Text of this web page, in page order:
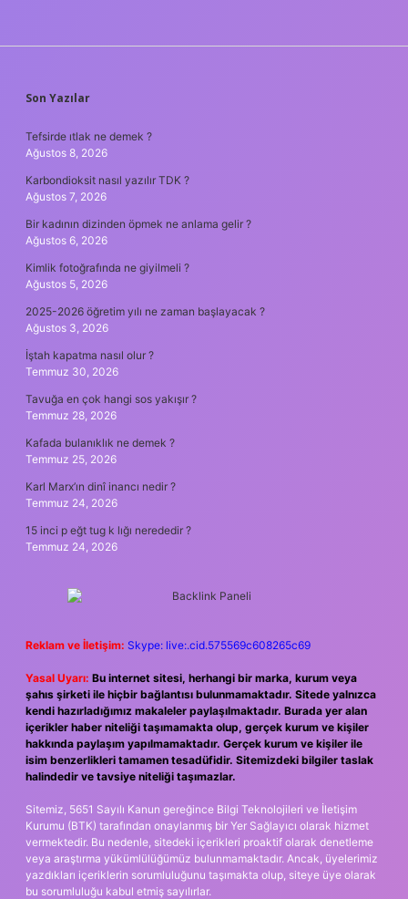
SIDEBAR
Son Yazılar
Tefsirde ıtlak ne demek ?
Ağustos 8, 2026
Karbondioksit nasıl yazılır TDK ?
Ağustos 7, 2026
Bir kadının dizinden öpmek ne anlama gelir ?
Ağustos 6, 2026
Kimlik fotoğrafında ne giyilmeli ?
Ağustos 5, 2026
2025-2026 öğretim yılı ne zaman başlayacak ?
Ağustos 3, 2026
İştah kapatma nasıl olur ?
Temmuz 30, 2026
Tavuğa en çok hangi sos yakışır ?
Temmuz 28, 2026
Kafada bulanıklık ne demek ?
Temmuz 25, 2026
Karl Marx’ın dinî inancı nedir ?
Temmuz 24, 2026
15 inci p eğt tug k lığı nerededir ?
Temmuz 24, 2026
Reklam ve İletişim: Skype: live:.cid.575569c608265c69
Yasal Uyarı: Bu internet sitesi, herhangi bir marka, kurum veya
şahıs şirketi ile hiçbir bağlantısı bulunmamaktadır. Sitede yalnızca
kendi hazırladığımız makaleler paylaşılmaktadır. Burada yer alan
içerikler haber niteliği taşımamakta olup, gerçek kurum ve kişiler
hakkında paylaşım yapılmamaktadır. Gerçek kurum ve kişiler ile
isim benzerlikleri tamamen tesadüfidir. Sitemizdeki bilgiler taslak
halindedir ve tavsiye niteliği taşımazlar.
Sitemiz, 5651 Sayılı Kanun gereğince Bilgi Teknolojileri ve İletişim
Kurumu (BTK) tarafından onaylanmış bir Yer Sağlayıcı olarak hizmet
vermektedir. Bu nedenle, sitedeki içerikleri proaktif olarak denetleme
veya araştırma yükümlülüğümüz bulunmamaktadır. Ancak, üyelerimiz
yazdıkları içeriklerin sorumluluğunu taşımakta olup, siteye üye olarak
bu sorumluluğu kabul etmiş sayılırlar.